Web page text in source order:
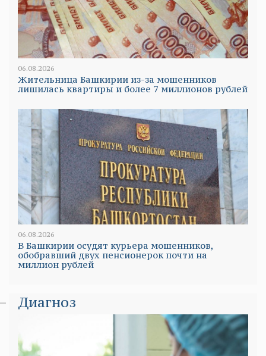
06.08.2026
Жительница Башкирии из-за мошенников
лишилась квартиры и более 7 миллионов рублей
06.08.2026
В Башкирии осудят курьера мошенников,
обобравший двух пенсионерок почти на
миллион рублей
Диагноз